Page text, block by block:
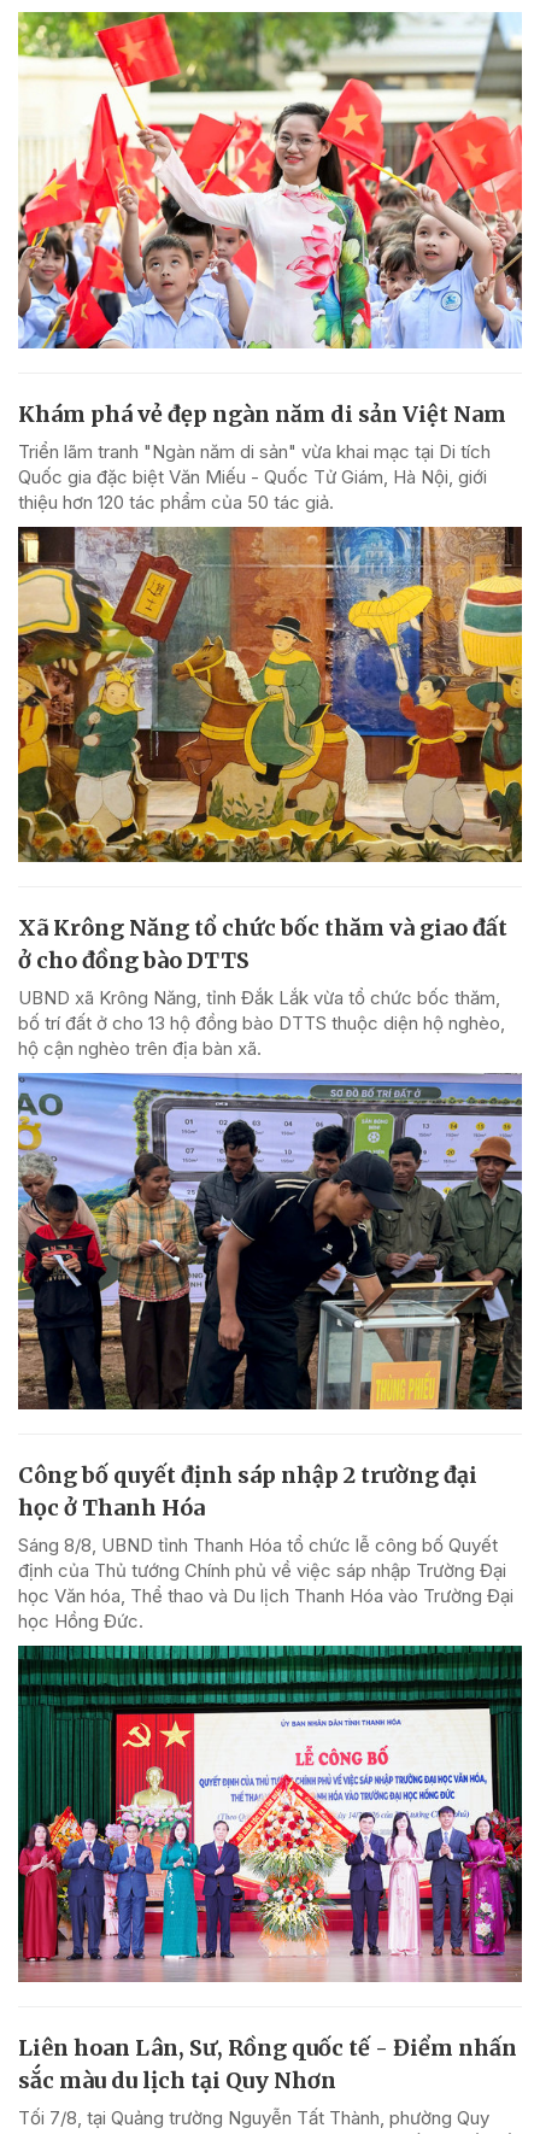
Khám phá vẻ đẹp ngàn năm di sản Việt Nam
Triển lãm tranh "Ngàn năm di sản" vừa khai mạc tại Di tích
Quốc gia đặc biệt Văn Miếu - Quốc Tử Giám, Hà Nội, giới
thiệu hơn 120 tác phẩm của 50 tác giả.
Xã Krông Năng tổ chức bốc thăm và giao đất
ở cho đồng bào DTTS
UBND xã Krông Năng, tỉnh Đắk Lắk vừa tổ chức bốc thăm,
bố trí đất ở cho 13 hộ đồng bào DTTS thuộc diện hộ nghèo,
hộ cận nghèo trên địa bàn xã.
Công bố quyết định sáp nhập 2 trường đại
học ở Thanh Hóa
Sáng 8/8, UBND tỉnh Thanh Hóa tổ chức lễ công bố Quyết
định của Thủ tướng Chính phủ về việc sáp nhập Trường Đại
học Văn hóa, Thể thao và Du lịch Thanh Hóa vào Trường Đại
học Hồng Đức.
Liên hoan Lân, Sư, Rồng quốc tế - Điểm nhấn
sắc màu du lịch tại Quy Nhơn
Tối 7/8, tại Quảng trường Nguyễn Tất Thành, phường Quy